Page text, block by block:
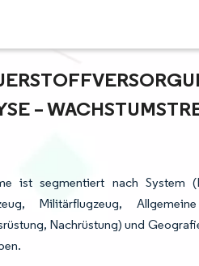
–
ist segmentiert nach System
Militärflugzeug,
Nachrüstung) und